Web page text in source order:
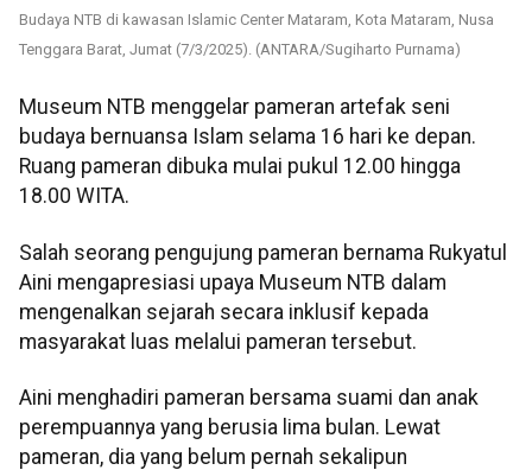
Budaya NTB di kawasan Islamic Center Mataram, Kota Mataram, Nusa
Tenggara Barat, Jumat (7/3/2025). (ANTARA/Sugiharto Purnama)
Museum NTB menggelar pameran artefak seni
budaya bernuansa Islam selama 16 hari ke depan.
Ruang pameran dibuka mulai pukul 12.00 hingga
18.00 WITA.
Salah seorang pengujung pameran bernama Rukyatul
Aini mengapresiasi upaya Museum NTB dalam
mengenalkan sejarah secara inklusif kepada
masyarakat luas melalui pameran tersebut.
Aini menghadiri pameran bersama suami dan anak
perempuannya yang berusia lima bulan. Lewat
pameran, dia yang belum pernah sekalipun